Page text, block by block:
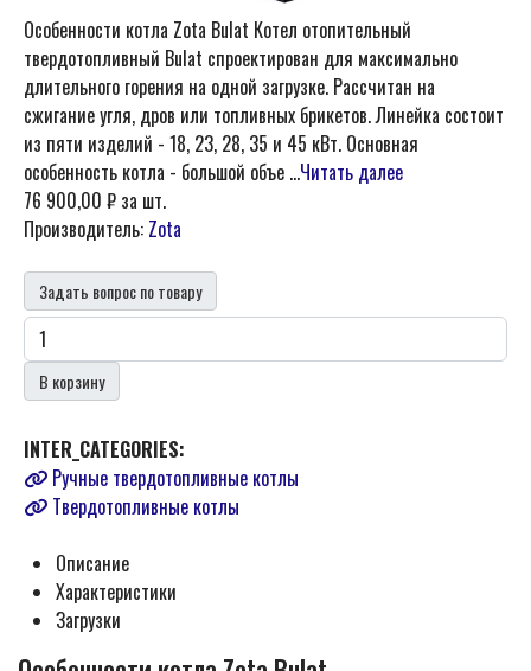
Особенности котла Zota Bulat Котел отопительный
твердотопливный Bulat спроектирован для максимально
длительного горения на одной загрузке. Рассчитан на
сжигание угля, дров или топливных брикетов. Линейка состоит
из пяти изделий - 18, 23, 28, 35 и 45 кВт. Основная
особенность котла - большой объе ...Читать далее
76 900,00 ₽ за шт.
Производитель: Zota
Задать вопрос по товару
В корзину
INTER_CATEGORIES:
Ручные твердотопливные котлы
Твердотопливные котлы
Описание
Характеристики
Загрузки